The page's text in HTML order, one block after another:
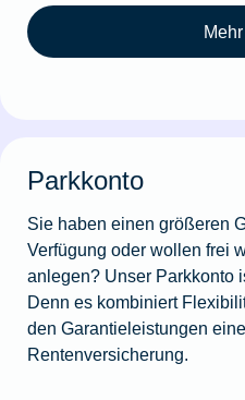
Parkkonto
Sie haben einen größeren
Verfügung oder wollen frei
anlegen? Unser Parkkonto
Denn es kombiniert
den Garantieleistungen
Rentenversicherung.